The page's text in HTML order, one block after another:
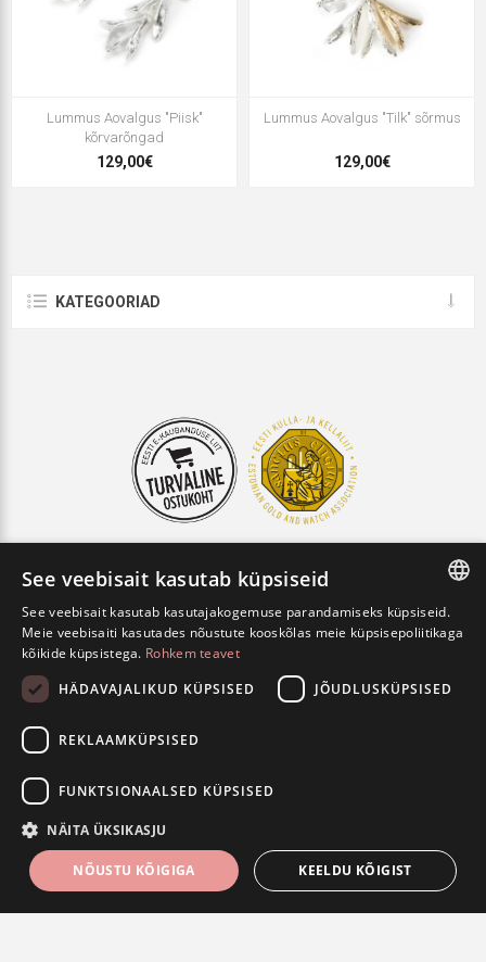
Lummus Aovalgus "Piisk"
kõrvarõngad
129,00€
Lummus Aovalgus "Tilk" sõrmus
129,00€
KATEGOORIAD
UUDISKIRI
LIITU UUDISKIRJAGA
ESTONIAN
See veebisait kasutab küpsiseid
See veebisait kasutab kasutajakogemuse parandamiseks küpsiseid.
Meie veebisaiti kasutades nõustute kooskõlas meie küpsisepoliitikaga
kõikide küpsistega. Rohkem teavet
HÄDAVAJALIKUD KÜPSISED
JÕUDLUSKÜPSISED
REKLAAMKÜPSISED
FUNKTSIONAALSED KÜPSISED
NÄITA ÜKSIKASJU
NÕUSTU KÕIGIGA KEELDU KÕIGIST